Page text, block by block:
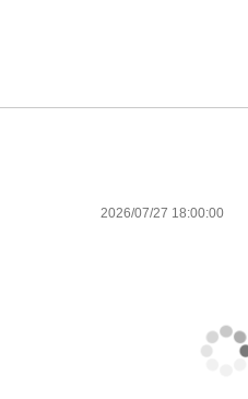
2026/07/27 18:00:00